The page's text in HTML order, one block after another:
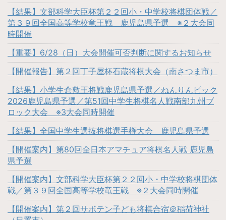
【結果】文部科学大臣杯第２２回小・中学校将棋団体戦／
第３９回全国高等学校竜王戦 鹿児島県予選 ※２大会同
時開催
【重要】6/28（日）大会開催可否判断に関するお知らせ
【開催報告】第２回丁子屋杯石蔵将棋大会（南さつま市）
【結果】小学生倉敷王将戦鹿児島県予選／ねんりんピック
2026鹿児島県予選／第51回中学生将棋名人戦南部九州ブ
ロック大会 ※3大会同時開催
【結果】全国中学生選抜将棋選手権大会 鹿児島県予選
【開催案内】第80回全日本アマチュア将棋名人戦 鹿児島
県予選
【開催案内】文部科学大臣杯第２２回小・中学校将棋団体
戦／第３９回全国高等学校竜王戦 ※２大会同時開催
【開催案内】第２回サボテン子ども将棋合宿＠稲荷神社